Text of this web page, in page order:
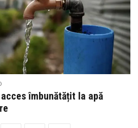
îmbunătățit la apă